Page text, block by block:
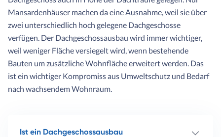
Mansardenhäuser machen da eine Ausnahme, weil sie über
zwei unterschiedlich hoch gelegene Dachgeschosse
verfügen. Der Dachgeschossausbau wird immer wichtiger,
weil weniger Fläche versiegelt wird, wenn bestehende
Bauten um zusätzliche Wohnfläche erweitert werden. Das
ist ein wichtiger Kompromiss aus Umweltschutz und Bedarf
nach wachsendem Wohnraum.
Ist ein Dachgeschossausbau